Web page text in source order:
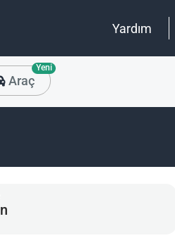
Yardım
Araç
Yeni